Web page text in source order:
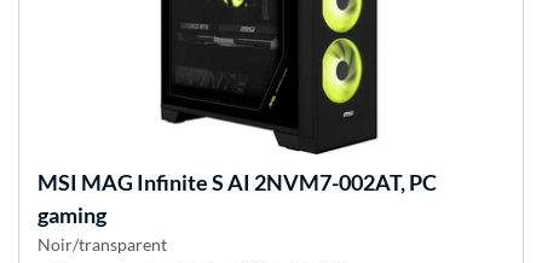
MSI MAG Infinite S AI 2NVM7-002AT, PC
gaming
Noir/transparent